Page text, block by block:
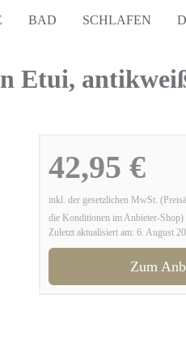
BAD SCHLAFEN
Etui,
42,95 €
inkl. der gesetzlichen MwSt.
die Konditionen im Anbieter-Shop)
Zuletzt aktualisiert am: 6. August
Zum